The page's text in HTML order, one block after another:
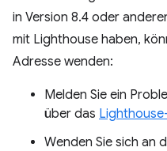
in Version 8.4 oder
mit Lighthouse haben,
Adresse wenden:
Melden Sie ein
über das
Wenden Sie sich an